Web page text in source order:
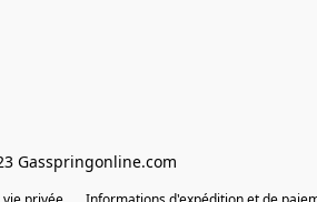
Gasspringonline.com